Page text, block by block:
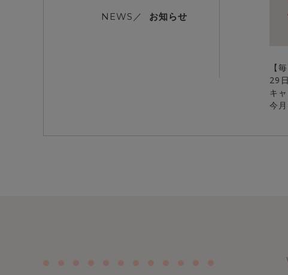
NEWS／ お知らせ
【
29
キ
今